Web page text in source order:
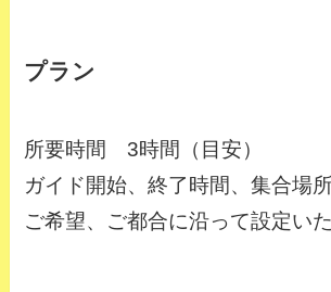
プラン
所要時間 3時間（目安）
ガイド開始、終了時間、集合場
ご希望、ご都合に沿って設定い